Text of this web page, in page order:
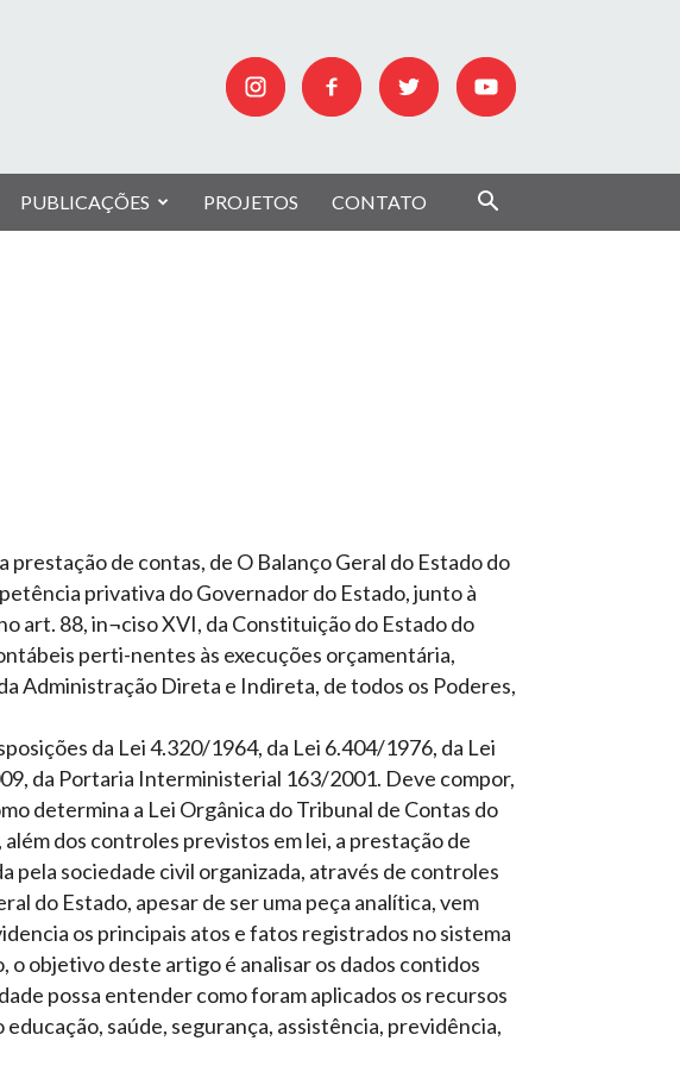
PUBLICAÇÕES PROJETOS CONTATO
prestação de contas, de O Balanço Geral do Estado do
privativa do Governador do Estado, junto à
art. 88, in¬ciso XVI, da Constituição do Estado do
perti-nentes às execuções orçamentária,
Administração Direta e Indireta, de todos os Poderes,
da Lei 4.320/1964, da Lei 6.404/1976, da Lei
da Portaria Interministerial 163/2001. Deve compor,
determina a Lei Orgânica do Tribunal de Contas do
dos controles previstos em lei, a prestação de
pela sociedade civil organizada, através de controles
do Estado, apesar de ser uma peça analítica, vem
os principais atos e fatos registrados no sistema
objetivo deste artigo é analisar os dados contidos
possa entender como foram aplicados os recursos
saúde, segurança, assistência, previdência,